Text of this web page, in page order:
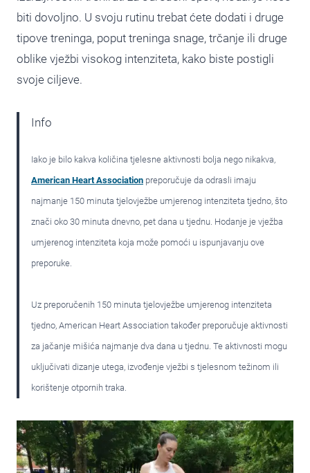
biti dovoljno. U svoju rutinu trebat ćete dodati i druge
tipove treninga, poput treninga snage, trčanje ili druge
oblike vježbi visokog intenziteta, kako biste postigli
svoje ciljeve.
Info
Iako je bilo kakva količina tjelesne aktivnosti bolja nego nikakva,
American Heart Association preporučuje da odrasli imaju
najmanje 150 minuta tjelovježbe umjerenog intenziteta tjedno, što
znači oko 30 minuta dnevno, pet dana u tjednu. Hodanje je vježba
umjerenog intenziteta koja može pomoći u ispunjavanju ove
preporuke.
Uz preporučenih 150 minuta tjelovježbe umjerenog intenziteta
tjedno, American Heart Association također preporučuje aktivnosti
za jačanje mišića najmanje dva dana u tjednu. Te aktivnosti mogu
uključivati dizanje utega, izvođenje vježbi s tjelesnom težinom ili
korištenje otpornih traka.